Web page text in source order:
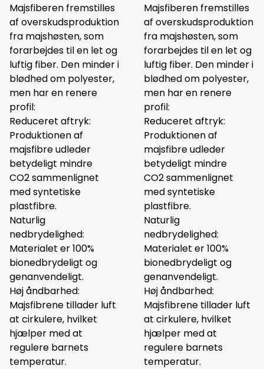
Majsfiberen fremstilles
af overskudsproduktion
fra majshøsten, som
forarbejdes til en let og
luftig fiber. Den minder i
blødhed om polyester,
men har en renere
profil:
Reduceret aftryk:
Produktionen af
majsfibre udleder
betydeligt mindre
CO2 sammenlignet
med syntetiske
plastfibre.
Naturlig
nedbrydelighed:
Materialet er 100%
bionedbrydeligt og
genanvendeligt.
Høj åndbarhed:
Majsfibrene tillader luft
at cirkulere, hvilket
hjælper med at
regulere barnets
temperatur.
Majsfiberen fremstilles
af overskudsproduktion
fra majshøsten, som
forarbejdes til en let og
luftig fiber. Den minder i
blødhed om polyester,
men har en renere
profil:
Reduceret aftryk:
Produktionen af
majsfibre udleder
betydeligt mindre
CO2 sammenlignet
med syntetiske
plastfibre.
Naturlig
nedbrydelighed:
Materialet er 100%
bionedbrydeligt og
genanvendeligt.
Høj åndbarhed:
Majsfibrene tillader luft
at cirkulere, hvilket
hjælper med at
regulere barnets
temperatur.